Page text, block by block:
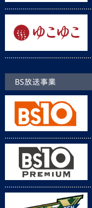
BS放送事業